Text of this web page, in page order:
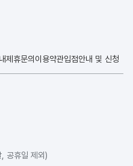
제휴문의 이용약관입점안내 및 신청
공휴일 제외)